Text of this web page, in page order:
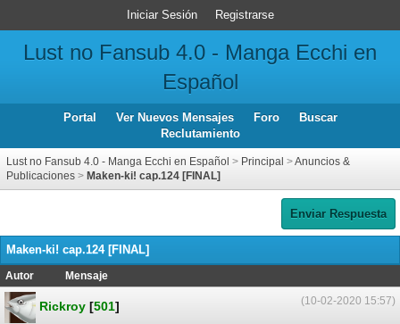
Iniciar Sesión Registrarse
Lust no Fansub 4.0 - Manga Ecchi en
Español
Portal Ver Nuevos Mensajes Foro
Buscar
Reclutamiento
Lust no Fansub 4.0 - Manga Ecchi en Español > Principal >Anuncios &
Publicaciones > Maken-ki! cap.124 [FINAL]
Enviar Respuesta
Maken-ki! cap.124 [FINAL]
Autor
Mensaje
(10-02-2020 15:57)
Rickroy [501]